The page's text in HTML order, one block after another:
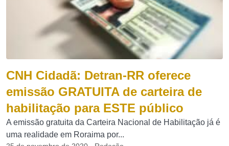
CNH Cidadã: Detran-RR oferece
emissão GRATUITA de carteira de
habilitação para ESTE público
A emissão gratuita da Carteira Nacional de Habilitação já é
uma realidade em Roraima por...